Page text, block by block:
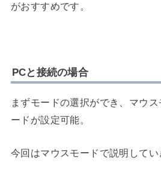
がおすすめです。
PCと接続の場合
まずモードの選択ができ、マウ
ードが設定可能。
今回はマウスモードで説明してい